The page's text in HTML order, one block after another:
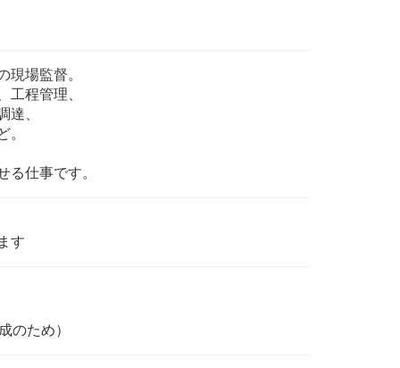
現場監督。
工程管理、
達、
。
る仕事です。
す
のため）